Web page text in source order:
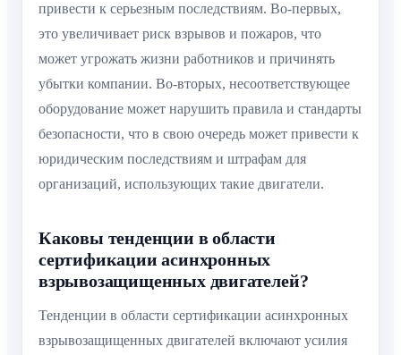
привести к серьезным последствиям. Во-первых,
это увеличивает риск взрывов и пожаров, что
может угрожать жизни работников и причинять
убытки компании. Во-вторых, несоответствующее
оборудование может нарушить правила и стандарты
безопасности, что в свою очередь может привести к
юридическим последствиям и штрафам для
организаций, использующих такие двигатели.
Каковы тенденции в области
сертификации асинхронных
взрывозащищенных двигателей?
Тенденции в области сертификации асинхронных
взрывозащищенных двигателей включают усилия